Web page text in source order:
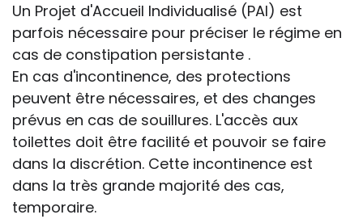
Un Projet d'Accueil Individualisé (PAI) est
parfois nécessaire pour préciser le régime en
cas de constipation persistante .
En cas d'incontinence, des protections
peuvent être nécessaires, et des changes
prévus en cas de souillures. L'accès aux
toilettes doit être facilité et pouvoir se faire
dans la discrétion. Cette incontinence est
dans la très grande majorité des cas,
temporaire.